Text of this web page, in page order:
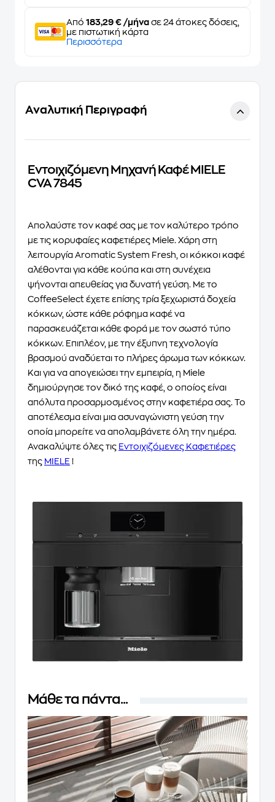
Από 183,29 € /μήνα σε 24 άτοκες δόσεις,
με πιστωτική κάρτα
Περισσότερα
Αναλυτική Περιγραφή
Εντοιχιζόμενη Μηχανή Καφέ MIELE
CVA 7845
Απολαύστε τον καφέ σας με τον καλύτερο τρόπο
με τις κορυφαίες καφετιέρες Miele. Χάρη στη
λειτουργία Aromatic System Fresh, οι κόκκοι καφέ
αλέθονται για κάθε κούπα και στη συνέχεια
ψήνονται απευθείας για δυνατή γεύση. Με το
CoffeeSelect έχετε επίσης τρία ξεχωριστά δοχεία
κόκκων, ώστε κάθε ρόφημα καφέ να
παρασκευάζεται κάθε φορά με τον σωστό τύπο
κόκκων. Επιπλέον, με την έξυπνη τεχνολογία
βρασμού αναδύεται το πλήρες άρωμα των κόκκων.
Και για να απογειώσει την εμπειρία, η Miele
δημιούργησε τον δικό της καφέ, ο οποίος είναι
απόλυτα προσαρμοσμένος στην καφετιέρα σας. Το
αποτέλεσμα είναι μια ασυναγώνιστη γεύση την
οποία μπορείτε να απολαμβάνετε όλη την ημέρα.
Ανακαλύψτε όλες τις Εντοιχιζόμενες Καφετιέρες
της MIELE !
Μάθε τα πάντα...